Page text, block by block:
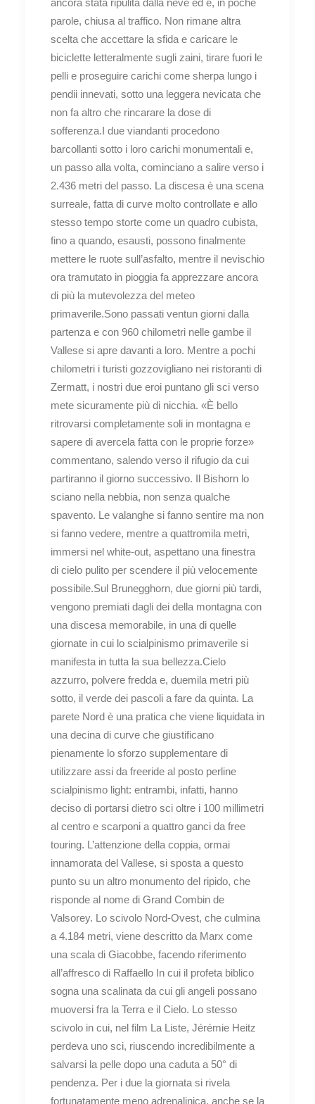
parole, chiusa al traffico. Non rimane altra
scelta che accettare la sfida e caricare le
biciclette letteralmente sugli zaini, tirare fuori le
pelli e proseguire carichi come sherpa lungo i
pendii innevati, sotto una leggera nevicata che
non fa altro che rincarare la dose di
sofferenza.I due viandanti procedono
barcollanti sotto i loro carichi monumentali e,
un passo alla volta, cominciano a salire verso i
2.436 metri del passo. La discesa è una scena
surreale, fatta di curve molto controllate e allo
stesso tempo storte come un quadro cubista,
fino a quando, esausti, possono finalmente
mettere le ruote sull’asfalto, mentre il nevischio
ora tramutato in pioggia fa apprezzare ancora
di più la mutevolezza del meteo
primaverile.Sono passati ventun giorni dalla
partenza e con 960 chilometri nelle gambe il
Vallese si apre davanti a loro. Mentre a pochi
chilometri i turisti gozzovigliano nei ristoranti di
Zermatt, i nostri due eroi puntano gli sci verso
mete sicuramente più di nicchia. «È bello
ritrovarsi completamente soli in montagna e
sapere di avercela fatta con le proprie forze»
commentano, salendo verso il rifugio da cui
partiranno il giorno successivo. Il Bishorn lo
sciano nella nebbia, non senza qualche
spavento. Le valanghe si fanno sentire ma non
si fanno vedere, mentre a quattromila metri,
immersi nel white-out, aspettano una finestra
di cielo pulito per scendere il più velocemente
possibile.Sul Brunegghorn, due giorni più tardi,
vengono premiati dagli dei della montagna con
una discesa memorabile, in una di quelle
giornate in cui lo scialpinismo primaverile si
manifesta in tutta la sua bellezza.Cielo
azzurro, polvere fredda e, duemila metri più
sotto, il verde dei pascoli a fare da quinta. La
parete Nord è una pratica che viene liquidata in
una decina di curve che giustificano
pienamente lo sforzo supplementare di
utilizzare assi da freeride al posto perline
scialpinismo light: entrambi, infatti, hanno
deciso di portarsi dietro sci oltre i 100 millimetri
al centro e scarponi a quattro ganci da free
touring. L’attenzione della coppia, ormai
innamorata del Vallese, si sposta a questo
punto su un altro monumento del ripido, che
risponde al nome di Grand Combin de
Valsorey. Lo scivolo Nord-Ovest, che culmina
a 4.184 metri, viene descritto da Marx come
una scala di Giacobbe, facendo riferimento
all’affresco di Raffaello In cui il profeta biblico
sogna una scalinata da cui gli angeli possano
muoversi fra la Terra e il Cielo. Lo stesso
scivolo in cui, nel film La Liste, Jérémie Heitz
perdeva uno sci, riuscendo incredibilmente a
salvarsi la pelle dopo una caduta a 50° di
pendenza. Per i due la giornata si rivela
fortunatamente meno adrenalinica, anche se la